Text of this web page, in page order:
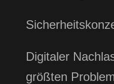
Digitaler
größten